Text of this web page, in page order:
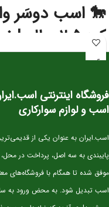
کره ۲.۵
آینده‌سازان پرش
پرورش‌دهندگانی است که به‌دنبال
کره‌های این نژاد از همان سنین
⭐ مشخصات کلی
سن:۲.۵ سال
نژاد:
کاربری آتی:پرش، مسابقات
فروشگاه اینترنتی
اسب و لوازم سوارکاری
اسب.ایران به عنوان یکی از
موفق شده تا همگام با فروشگاه‌های
اسب تبدیل شود. به محض ورود به